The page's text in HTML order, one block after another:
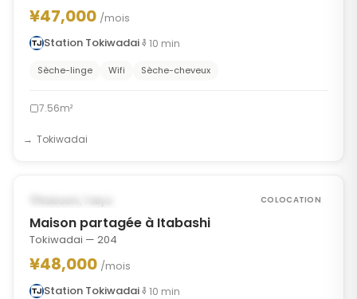
¥47,000 /mois
Station Tokiwadai
10 min
Sèche-linge Wifi Sèche-cheveux
7.56m²
Tokiwadai
Itabashi, Tokyo COLOCATION
Maison partagée à Itabashi
Tokiwadai — 204
¥48,000 /mois
Station Tokiwadai
10 min